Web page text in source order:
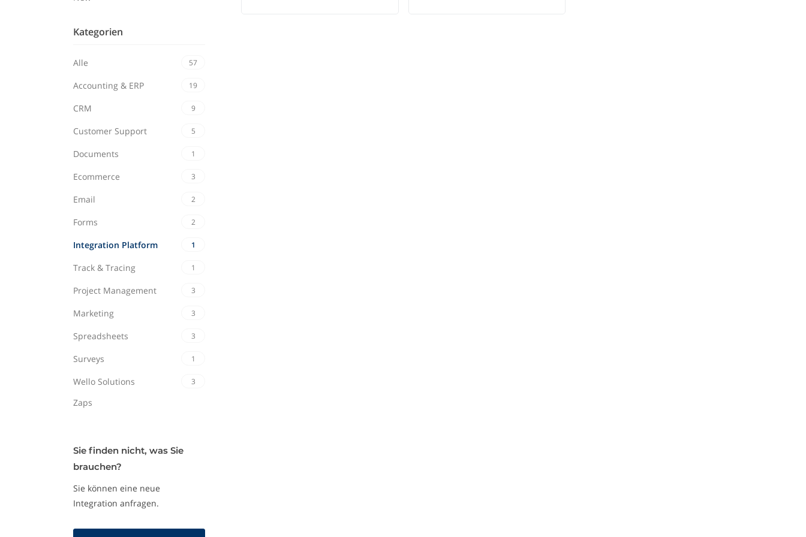
Kategorien
Alle 57
Accounting & ERP 19
CRM 9
Customer Support 5
Documents 1
Ecommerce 3
Email 2
Forms 2
Integration Platform 1
Track & Tracing 1
Project Management 3
Marketing 3
Spreadsheets 3
Surveys 1
Wello Solutions 3
Zaps
Sie finden nicht, was Sie
brauchen?
Sie können eine neue
Integration anfragen.